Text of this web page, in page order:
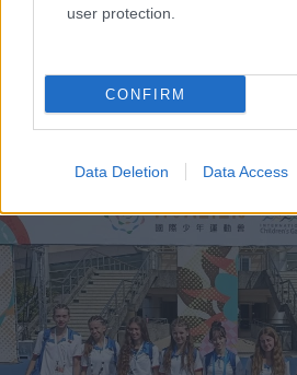
user protection.
CONFIRM
Data Deletion Data Access
Ελαστικά & Καλοκαίρι: Πώς να
σε 2 λεπτά πριν το ταξίδι